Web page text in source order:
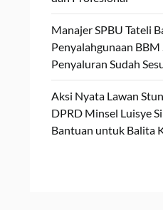
Manajer SPBU Tateli
Penyalahgunaan BBM
Penyaluran Sudah
Aksi Nyata Lawan
DPRD Minsel Luisye
Bantuan untuk Balita